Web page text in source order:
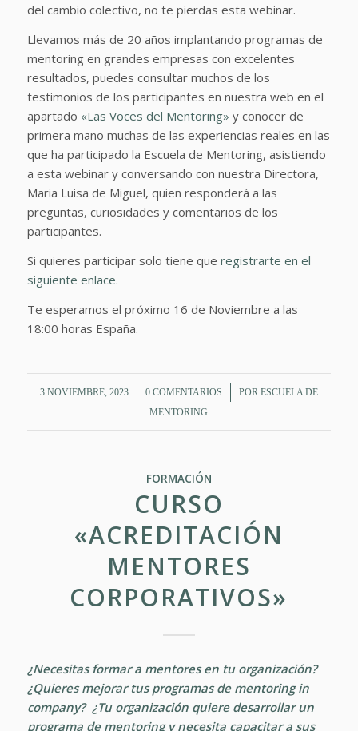
del cambio colectivo, no te pierdas esta webinar.
Llevamos más de 20 años implantando programas de
mentoring en grandes empresas con excelentes
resultados, puedes consultar muchos de los
testimonios de los participantes en nuestra web en el
apartado «Las Voces del Mentoring» y conocer de
primera mano muchas de las experiencias reales en las
que ha participado la Escuela de Mentoring, asistiendo
a esta webinar y conversando con nuestra Directora,
Maria Luisa de Miguel, quien responderá a las
preguntas, curiosidades y comentarios de los
participantes.
Si quieres participar solo tiene que registrarte en el
siguiente enlace.
Te esperamos el próximo 16 de Noviembre a las
18:00 horas España.
3 NOVIEMBRE, 2023
/ 0 COMENTARIOS
/ POR ESCUELA DE
MENTORING
FORMACIÓN
CURSO
«ACREDITACIÓN
MENTORES
CORPORATIVOS»
¿Necesitas formar a mentores en tu organización?
¿Quieres mejorar tus programas de mentoring in
company? ¿Tu organización quiere desarrollar un
programa de mentoring y necesita capacitar a sus